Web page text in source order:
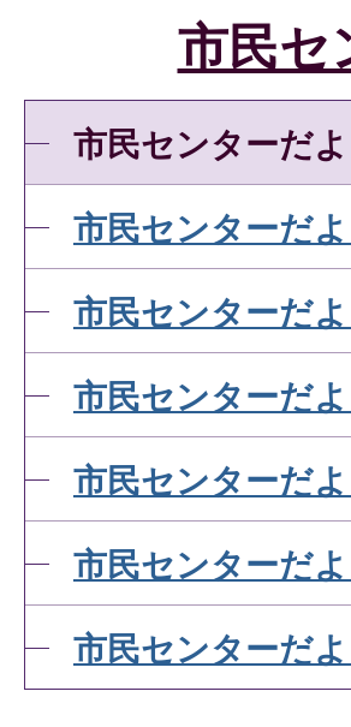
市民セ
市民センターだ
市民センターだ
市民センターだ
市民センターだ
市民センターだ
市民センターだ
市民センターだ